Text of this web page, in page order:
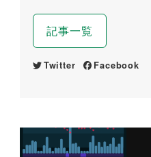
記事一覧
Twitter Facebook